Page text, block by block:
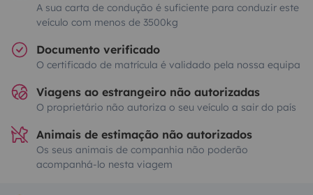
A sua carta de condução é suficiente para conduzir este
veículo com menos de 3500kg
Documento verificado
O certificado de matrícula é validado pela nossa equipa
Viagens ao estrangeiro não autorizadas
O proprietário não autoriza o seu veículo a sair do país
Animais de estimação não autorizados
Os seus animais de companhia não poderão
acompanhá-lo nesta viagem